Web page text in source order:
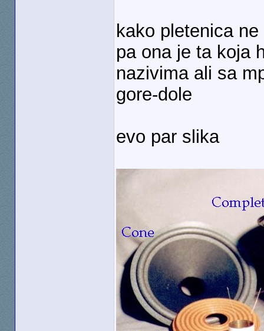
kako pletenica
pa ona je ta koja
nazivima ali sa
gore-dole
evo par slika